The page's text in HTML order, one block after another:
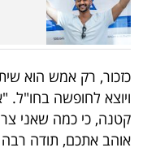
ניוזלטרים
מייל
אדום
כזכור, רק אמש הוא
ויוצא לחופשה בחו"ל.
קטנה, כי כמה שאני
אוהב אתכם, תודה